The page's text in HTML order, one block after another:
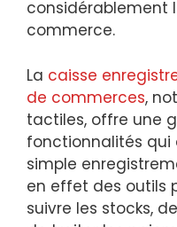
considérablement
commerce.
La caisse
de commerces,
tactiles, offre une
fonctionnalités qui
simple
en effet des outils
suivre les stocks,